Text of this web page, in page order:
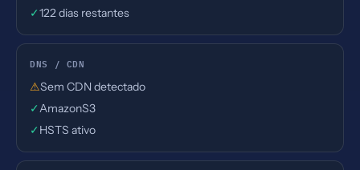
✓122 dias restantes
DNS / CDN
⚠Sem CDN detectado
✓AmazonS3
✓ HSTS ativo